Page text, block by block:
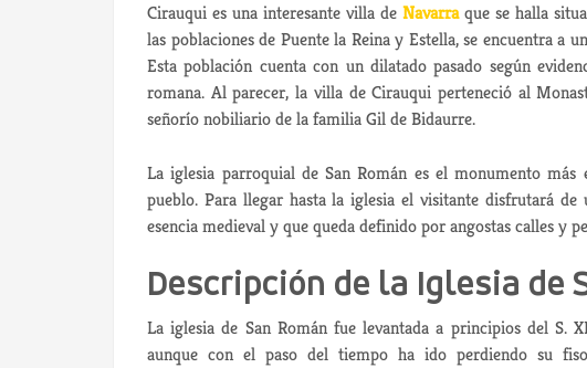
Cirauqui es una interesante villa de Navarraque se halla
las poblaciones de Puente la Reina y Estella, se encuentra a
Esta población cuenta con un dilatado pasado según
romana. Al parecer, la villa de Cirauqui perteneció al
señorío nobiliario de la familia Gil de Bidaurre.
La iglesia parroquial de San Román es el monumento
pueblo. Para llegar hasta la iglesia el visitante disfrutará
esencia medieval y que queda definido por angostas calles y
Descripción de la Iglesia de
La iglesia de San Román fue levantada a principios del
aunque con el paso del tiempo ha ido perdiendo su